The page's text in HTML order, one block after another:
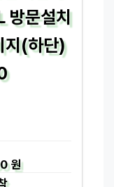
방문설치
지(하단)
원